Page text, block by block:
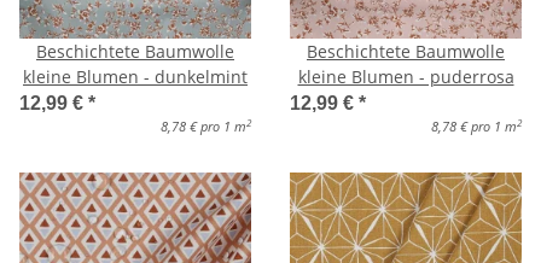
Beschichtete Baumwolle
kleine Blumen - dunkelmint
12,99 € *
8,78 € pro 1 m 2
Beschichtete Baumwolle
kleine Blumen - puderrosa
12,99 € *
8,78 € pro 1 m 2